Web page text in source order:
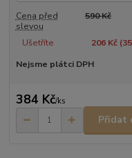
Cena před
slevou
590 Kč
Ušetříte 206 Kč (35
Nejsme plátci DPH
384 Kč/ks
Přidat